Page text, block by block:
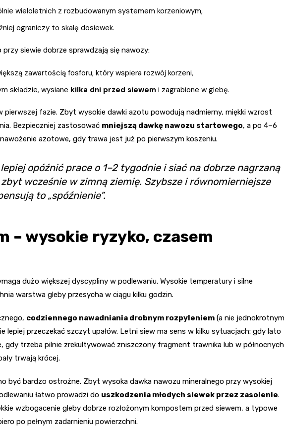
wieloletnich z rozbudowanym systemem korzeniowym,
ograniczy to skalę dosiewek.
siewie dobrze sprawdzają się nawozy:
zawartością fosforu, który wspiera rozwój korzeni,
składzie, wysiane kilka dni przed siewem i zagrabione w glebę.
pierwszej fazie. Zbyt wysokie dawki azotu powodują nadmierny, miękki wzrost
Bezpieczniej zastosować mniejszą dawkę nawozu startowego, a po 4–6
azotowe, gdy trawa jest już po pierwszym koszeniu.
opóźnić prace o 1–2 tygodnie i siać na dobrze nagrzaną
wcześnie w zimną ziemię. Szybsze i równomierniejsze
to „spóźnienie”.
– wysokie ryzyko, czasem
dużo większej dyscypliny w podlewaniu. Wysokie temperatury i silne
warstwa gleby przesycha w ciągu kilku godzin.
codziennego nawadniania drobnym rozpyleniem (a nie jednokrotnym
lepiej przeczekać szczyt upałów. Letni siew ma sens w kilku sytuacjach: gdy lato
gdy trzeba pilnie zrekultywować zniszczony fragment trawnika lub w północnych
trwają krócej.
być bardzo ostrożne. Zbyt wysoka dawka nawozu mineralnego przy wysokiej
łatwo prowadzi do uszkodzenia młodych siewek przez zasolenie.
wzbogacenie gleby dobrze rozłożonym kompostem przed siewem, a typowe
po pełnym zadarnieniu powierzchni.